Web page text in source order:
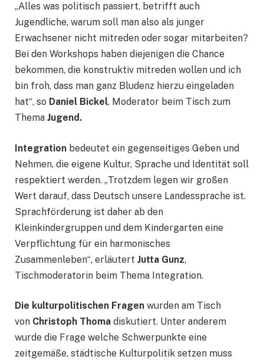
„Alles was politisch passiert, betrifft auch
Jugendliche, warum soll man also als junger
Erwachsener nicht mitreden oder sogar mitarbeiten?
Bei den Workshops haben diejenigen die Chance
bekommen, die konstruktiv mitreden wollen und ich
bin froh, dass man ganz Bludenz hierzu eingeladen
hat“, so Daniel Bickel, Moderator beim Tisch zum
Thema Jugend.
Integration bedeutet ein gegenseitiges Geben und
Nehmen, die eigene Kultur, Sprache und Identität soll
respektiert werden. „Trotzdem legen wir großen
Wert darauf, dass Deutsch unsere Landessprache ist.
Sprachförderung ist daher ab den
Kleinkindergruppen und dem Kindergarten eine
Verpflichtung für ein harmonisches
Zusammenleben“, erläutert Jutta Gunz,
Tischmoderatorin beim Thema Integration.
Die kulturpolitischen Fragen wurden am Tisch
von Christoph Thoma diskutiert. Unter anderem
wurde die Frage welche Schwerpunkte eine
zeitgemäße, städtische Kulturpolitik setzen muss